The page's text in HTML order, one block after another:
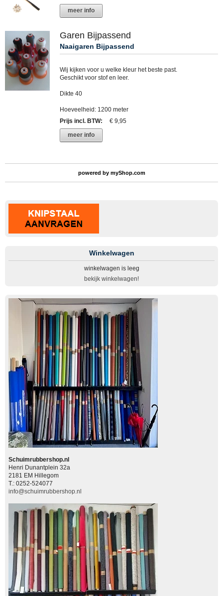
meer info
Garen Bijpassend
Naaigaren Bijpassend
Wij kijken voor u welke kleur het beste past.
Geschikt voor stof en leer.
Dikte 40
Hoeveelheid: 1200 meter
Prijs incl. BTW:
€ 9,95
meer info
powered by myShop.com
Winkelwagen
winkelwagen is leeg
bekijk winkelwagen!
Schuimrubbershop.nl
Henri Dunantplein 32a
2181 EM Hillegom
T.: 0252-524077
info@schuimrubbershop.nl